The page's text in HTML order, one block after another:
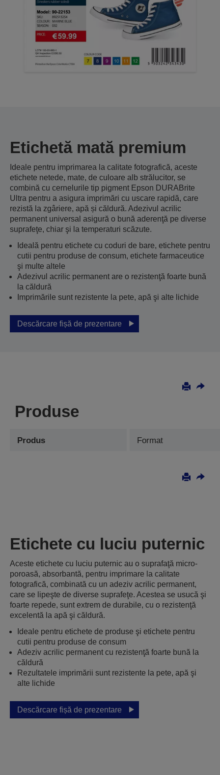
Etichetă mată premium
Ideale pentru imprimarea la calitate fotografică, aceste
etichete netede, mate, de culoare alb strălucitor, se
combină cu cernelurile tip pigment Epson DURABrite
Ultra pentru a asigura imprimări cu uscare rapidă, care
rezistă la zgâriere, apă și căldură. Adezivul acrilic
permanent universal asigură o bună aderenţă pe diverse
suprafeţe, chiar şi la temperaturi scăzute.
Ideală pentru etichete cu coduri de bare, etichete pentru
cutii pentru produse de consum, etichete farmaceutice
şi multe altele
Adezivul acrilic permanent are o rezistenţă foarte bună
la căldură
Imprimările sunt rezistente la pete, apă şi alte lichide
Descărcare fișă de prezentare
Produse
Produs Format
Etichete cu luciu puternic
Aceste etichete cu luciu puternic au o suprafaţă micro-
poroasă, absorbantă, pentru imprimare la calitate
fotografică, combinată cu un adeziv acrilic permanent,
care se lipeşte de diverse suprafeţe. Acestea se usucă şi
foarte repede, sunt extrem de durabile, cu o rezistenţă
excelentă la apă şi căldură.
Ideale pentru etichete de produse şi etichete pentru
cutii pentru produse de consum
Adeziv acrilic permanent cu rezistenţă foarte bună la
căldură
Rezultatele imprimării sunt rezistente la pete, apă şi
alte lichide
Descărcare fișă de prezentare